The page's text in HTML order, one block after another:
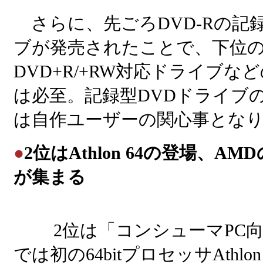
さらに、先ごろDVD-Rの記
ブが発売されたことで、下位
DVD+R/+RW対応ドライブな
は必至。記録型DVDドライブ
は自作ユーザーの関心事とな
●2位はAthlon 64の登場、
が集まる
2位は「コンシューマPC
では初の64bitプロセッサ